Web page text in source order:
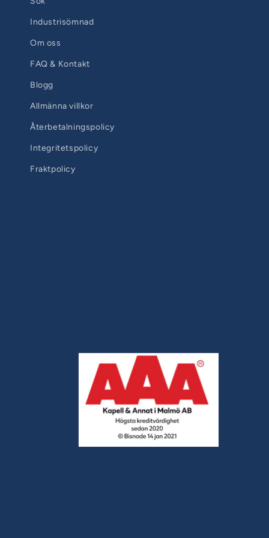
Industrisömnad
Om oss
FAQ & Kontakt
Blogg
Allmänna villkor
Återbetalningspolicy
Integritetspolicy
Fraktpolicy